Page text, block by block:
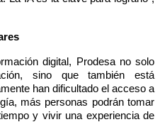
digital, Prodesa no solo
sino que también está
han dificultado el acceso a
más personas podrán tomar
y vivir una experiencia de